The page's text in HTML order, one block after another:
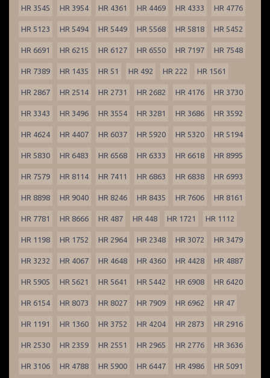
HR 3545 HR 3954 HR 4361 HR 4469 HR 4333 HR 4776
HR 5123 HR 5494 HR 5449 HR 5568 HR 5818 HR 5452
HR 6691 HR 6215 HR 6127 HR 6550 HR 7197 HR 7548
HR 7389 HR 1435 HR 51 HR 492 HR 222 HR 1561
HR 2867 HR 2514 HR 2731 HR 2682 HR 4176 HR 3730
HR 3343 HR 3496 HR 3554 HR 3281 HR 3686 HR 3592
HR 4624 HR 4407 HR 6037 HR 5920 HR 5320 HR 5194
HR 5830 HR 6483 HR 6568 HR 6333 HR 6618 HR 8995
HR 7579 HR 8114 HR 7411 HR 6863 HR 6838 HR 6993
HR 8898 HR 9040 HR 8246 HR 8435 HR 7606 HR 8161
HR 7781 HR 8666 HR 487 HR 448 HR 1721 HR 1112
HR 1198 HR 1752 HR 2964 HR 2348 HR 3072 HR 3479
HR 3232 HR 4067 HR 4648 HR 4360 HR 4428 HR 4887
HR 5905 HR 5621 HR 5641 HR 5442 HR 6908 HR 6420
HR 6154 HR 8073 HR 8027 HR 7909 HR 6962 HR 47
HR 1191 HR 1360 HR 3752 HR 4204 HR 2873 HR 2916
HR 2530 HR 2359 HR 2551 HR 2965 HR 2776 HR 3636
HR 3106 HR 4788 HR 5900 HR 6447 HR 4986 HR 5091